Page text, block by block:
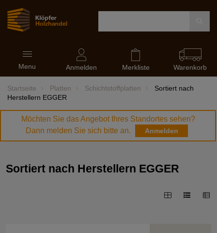
Navigation
ein-
und
ausblenden
Menu Anmelden Merkliste Warenkorb
Startseite Platten Schichtstoffplatten
Sortiert nach
Herstellern EGGER
Möchten Sie das Angebot Ihres Standortes sehen?
Dann melden Sie sich bitte an.
Anmelden
Sortiert nach Herstellern EGGER